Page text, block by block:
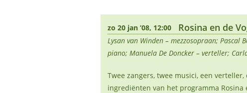
zo 20 jan ’08, 12:00 Rosina en de
Lysan van Winden – mezzosopraan;
piano; Manuela De Doncker – verteller;
Twee zangers, twee musici, een
ingrediënten van het programma Rosina